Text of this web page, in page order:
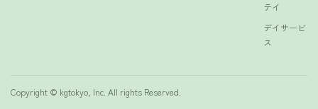
テイ
デイサービ
ス
Copyright © kgtokyo, Inc. All rights Reserved.